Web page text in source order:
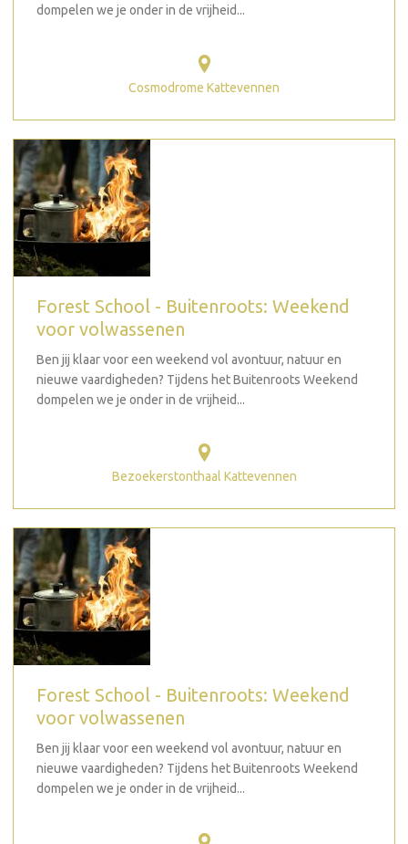
dompelen we je onder in de vrijheid...
Cosmodrome Kattevennen
Forest School - Buitenroots: Weekend
voor volwassenen
Ben jij klaar voor een weekend vol avontuur, natuur en
nieuwe vaardigheden? Tijdens het Buitenroots Weekend
dompelen we je onder in de vrijheid...
Bezoekerstonthaal Kattevennen
Forest School - Buitenroots: Weekend
voor volwassenen
Ben jij klaar voor een weekend vol avontuur, natuur en
nieuwe vaardigheden? Tijdens het Buitenroots Weekend
dompelen we je onder in de vrijheid...